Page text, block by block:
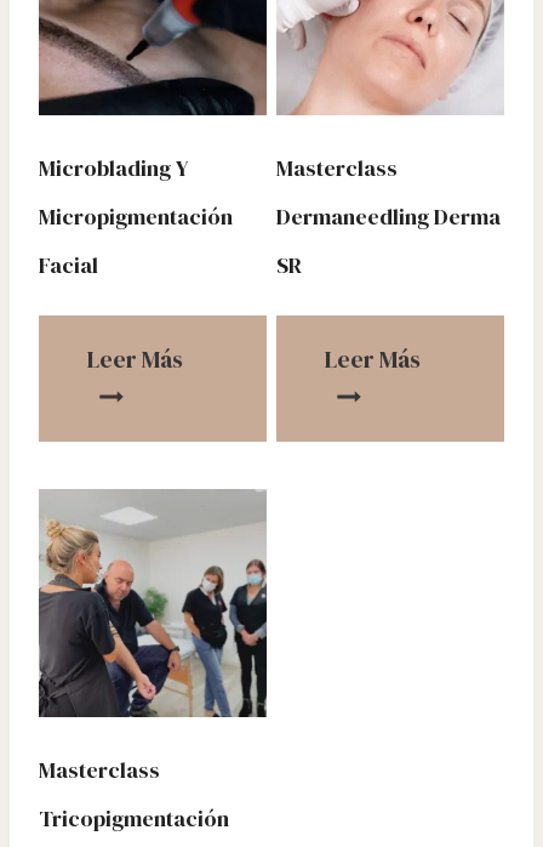
Microblading Y
Micropigmentación
Facial
Leer Más
Masterclass
Dermaneedling Derma
SR
Leer Más
Masterclass
Tricopigmentación